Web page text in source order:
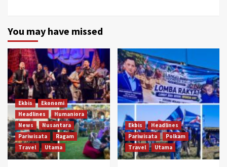
You may have missed
Ekbis
Ekonomi
Headlines
Humaniora
News
Nusantara
Pariwisata
Ragam
Travel
Utama
Ekbis
Headlines
Pariwisata
Polkam
Travel
Utama